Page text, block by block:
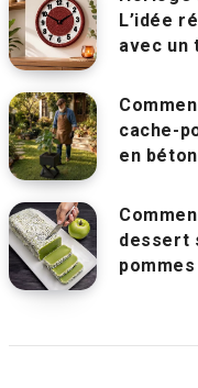
L’idée
avec un
cache-
en
dessert